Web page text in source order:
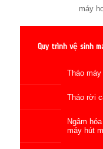
máy
Quy trình vệ sinh
Tháo
Tháo rời
Ngâm
máy hút